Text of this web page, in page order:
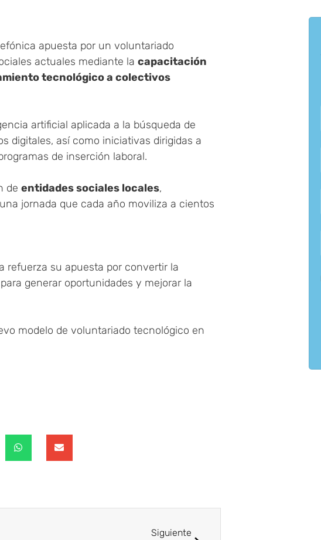
apuesta por un voluntariado
actuales mediante la capacitación
tecnológico a colectivos
artificial aplicada a la búsqueda de
digitales, así como iniciativas dirigidas a
de inserción laboral.
de entidades sociales locales,
jornada que cada año moviliza a cientos
refuerza su apuesta por convertir la
generar oportunidades y mejorar la
modelo de voluntariado tecnológico en
Siguiente